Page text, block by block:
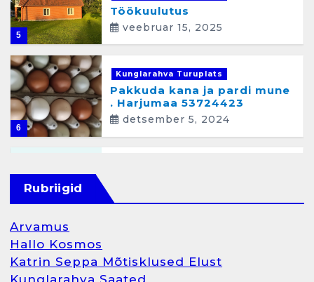
5
Töökuulutus
veebruar 15, 2025
6
Kunglarahva Turuplats
Pakkuda kana ja pardi mune
. Harjumaa 53724423
detsember 5, 2024
1
Rubriigid
Arvamus
Hallo Kosmos
Katrin Seppa Mõtisklused Elust